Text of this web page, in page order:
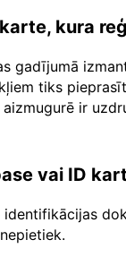
kura
gadījumā
tiks
ir
vai ID
identifikācijas